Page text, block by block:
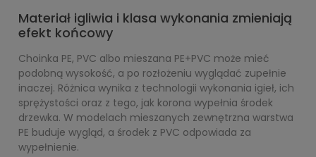
Materiał igliwia i klasa wykonania zmieniają
efekt końcowy
Choinka PE, PVC albo mieszana PE+PVC może mieć
podobną wysokość, a po rozłożeniu wyglądać zupełnie
inaczej. Różnica wynika z technologii wykonania igieł, ich
sprężystości oraz z tego, jak korona wypełnia środek
drzewka. W modelach mieszanych zewnętrzna warstwa
PE buduje wygląd, a środek z PVC odpowiada za
wypełnienie.